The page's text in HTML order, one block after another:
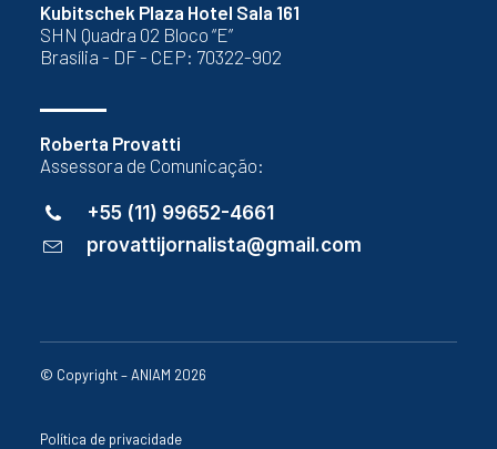
Kubitschek Plaza Hotel Sala 161
SHN Quadra 02 Bloco “E”
Brasília - DF - CEP: 70322-902
Roberta Provatti
Assessora de Comunicação:
+55 (11) 99652-4661
provattijornalista@gmail.com
© Copyright – ANIAM 2026
Política de privacidade